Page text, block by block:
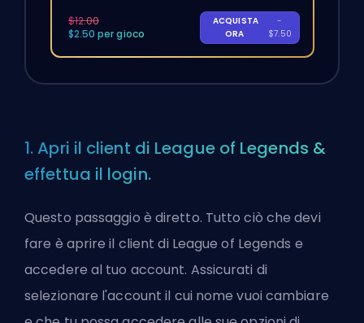
$12.00
$2.50 per gioco
ACQUISTA
ORA
-
$7.50
1. Apri il client di League of Legends &
effettua il login.
Questo passaggio è diretto. Tutto ciò che devi
fare è aprire il client di League of Legends e
accedere al tuo account. Assicurati di
selezionare l'account il cui nome vuoi cambiare